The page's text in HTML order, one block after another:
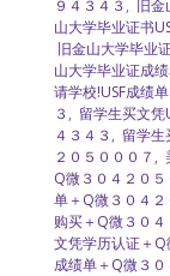
９４３４３ , 旧金
山大学毕业证书
旧金山大学毕业
山大学毕业证成
请学校!USF成绩
３ , 留学生买文凭
４３４３ , 留学生
２０５０００７ ,
Q微３０４２０５
单＋Q微３０４２
购买＋Q微３０
文凭学历认证＋Q
成绩单＋Q微３